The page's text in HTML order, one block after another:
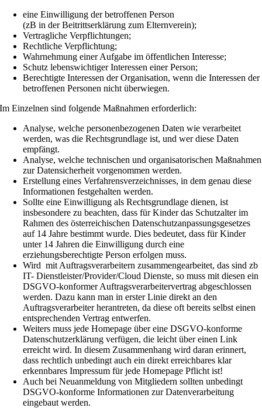
eine Einwilligung der betroffenen Person
(zB in der Beitrittserklärung zum Elternverein);
Vertragliche Verpflichtungen;
Rechtliche Verpflichtung;
Wahrnehmung einer Aufgabe im öffentlichen Interesse;
Schutz lebenswichtiger Interessen einer Person;
Berechtigte Interessen der Organisation, wenn die Interessen der
betroffenen Personen nicht überwiegen.
Im Einzelnen sind folgende Maßnahmen erforderlich:
Analyse, welche personenbezogenen Daten wie verarbeitet
werden, was die Rechtsgrundlage ist, und wer diese Daten
empfängt.
Analyse, welche technischen und organisatorischen Maßnahmen
zur Datensicherheit vorgenommen werden.
Erstellung eines Verfahrensverzeichnisses, in dem genau diese
Informationen festgehalten werden.
Sollte eine Einwilligung als Rechtsgrundlage dienen, ist
insbesondere zu beachten, dass für Kinder das Schutzalter im
Rahmen des österreichischen Datenschutzanpassungsgesetzes
auf 14 Jahre bestimmt wurde. Dies bedeutet, dass für Kinder
unter 14 Jahren die Einwilligung durch eine
erziehungsberechtigte Person erfolgen muss.
Wird mit Auftragsverarbeitern zusammengearbeitet, das sind zb
IT- Dienstleister/Provider/Cloud Dienste, so muss mit diesen ein
DSGVO-konformer Auftragsverarbeitervertrag abgeschlossen
werden. Dazu kann man in erster Linie direkt an den
Auftragsverarbeiter herantreten, da diese oft bereits selbst einen
entsprechenden Vertrag entwerfen.
Weiters muss jede Homepage über eine DSGVO-konforme
Datenschutzerklärung verfügen, die leicht über einen Link
erreicht wird. In diesem Zusammenhang wird daran erinnert,
dass rechtlich unbedingt auch ein direkt erreichbares klar
erkennbares Impressum für jede Homepage Pflicht ist!
Auch bei Neuanmeldung von Mitgliedern sollten unbedingt
DSGVO-konforme Informationen zur Datenverarbeitung
eingebaut werden.